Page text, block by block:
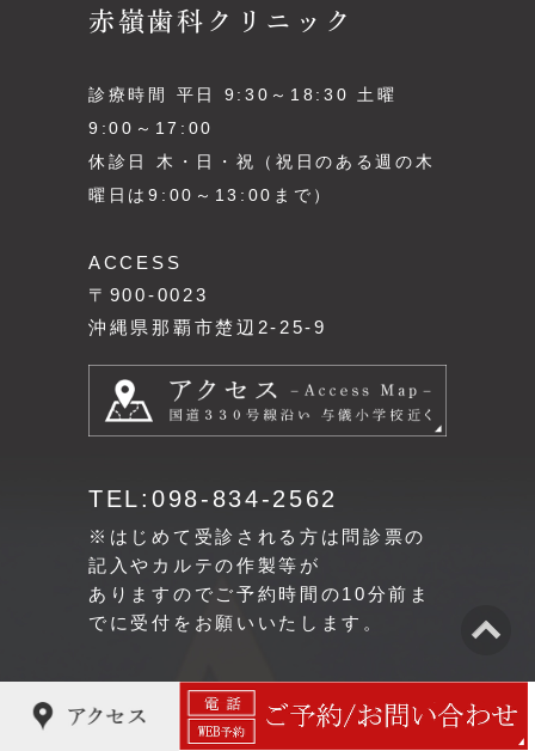
赤嶺歯科クリニック
診療時間 平日 9:30～18:30 土曜
9:00～17:00
休診日 木・日・祝（祝日のある週の木
曜日は9:00～13:00まで）
ACCESS
〒900-0023
沖縄県那覇市楚辺2-25-9
TEL:098-834-2562
※はじめて受診される方は問診票の
記入やカルテの作製等が
ありますのでご予約時間の10分前ま
でに受付をお願いいたします。
CLINIC